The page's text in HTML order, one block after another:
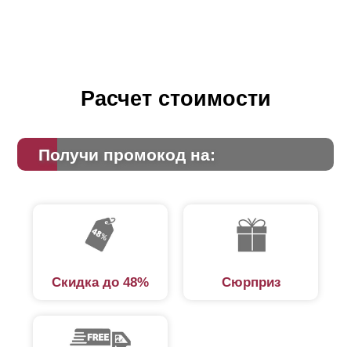
Расчет стоимости
Получи промокод на:
Скидка до 48% Сюрприз